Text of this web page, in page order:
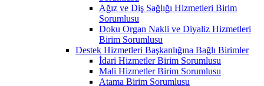
Ağız ve Diş Sağlığı Hizmetleri Birim
Sorumlusu
Doku Organ Nakli ve Diyaliz Hizmetleri
Birim Sorumlusu
Destek Hizmetleri Başkanlığına Bağlı Birimler
İdari Hizmetler Birim Sorumlusu
Mali Hizmetler Birim Sorumlusu
Atama Birim Sorumlusu